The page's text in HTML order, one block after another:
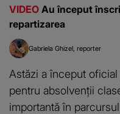
VIDEO Au început
repartizarea
Gabriela Ghizel reporter
Astăzi a început
pentru absolvenții
importantă în